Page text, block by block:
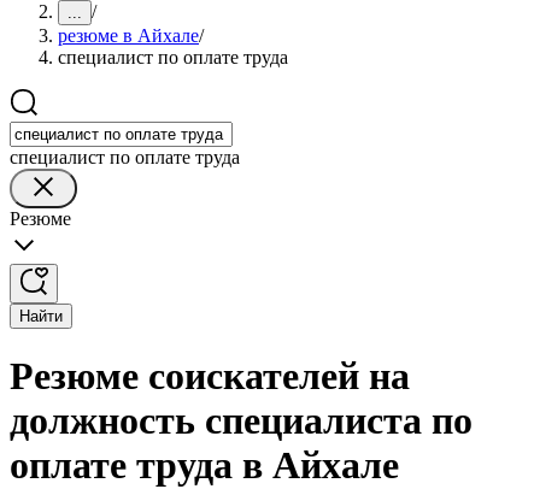
... /
резюме в Айхале/
специалист по оплате труда
специалист по оплате труда
Резюме
Найти
Резюме соискателей на
должность специалиста по
оплате труда в Айхале